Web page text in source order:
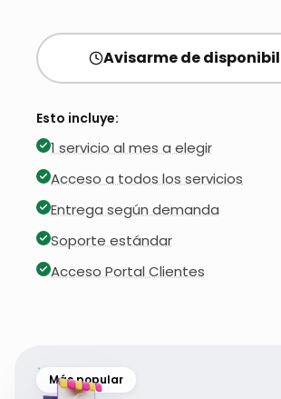
Avisarme de
Esto incluye:
1 servicio al mes a elegir
Acceso a todos los servicios
Entrega según demanda
Soporte estándar
Acceso Portal Clientes
Más popular